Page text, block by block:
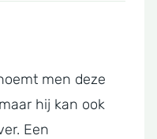
men deze
hij kan ook
Een